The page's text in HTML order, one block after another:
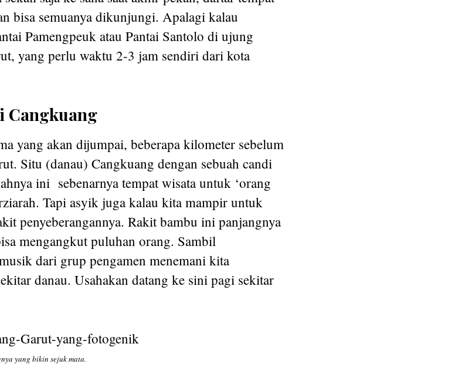
bisa semuanya dikunjungi. Apalagi kalau
Pamengpeuk atau Pantai Santolo di ujung
yang perlu waktu 2-3 jam sendiri dari kota
Cangkuang
yang akan dijumpai, beberapa kilometer sebelum
Situ (danau) Cangkuang dengan sebuah candi
ini sebenarnya tempat wisata untuk ‘orang
Tapi asyik juga kalau kita mampir untuk
penyeberangannya. Rakit bambu ini panjangnya
mengangkut puluhan orang. Sambil
dari grup pengamen menemani kita
danau. Usahakan datang ke sini pagi sekitar
yang bikin sejuk mata.